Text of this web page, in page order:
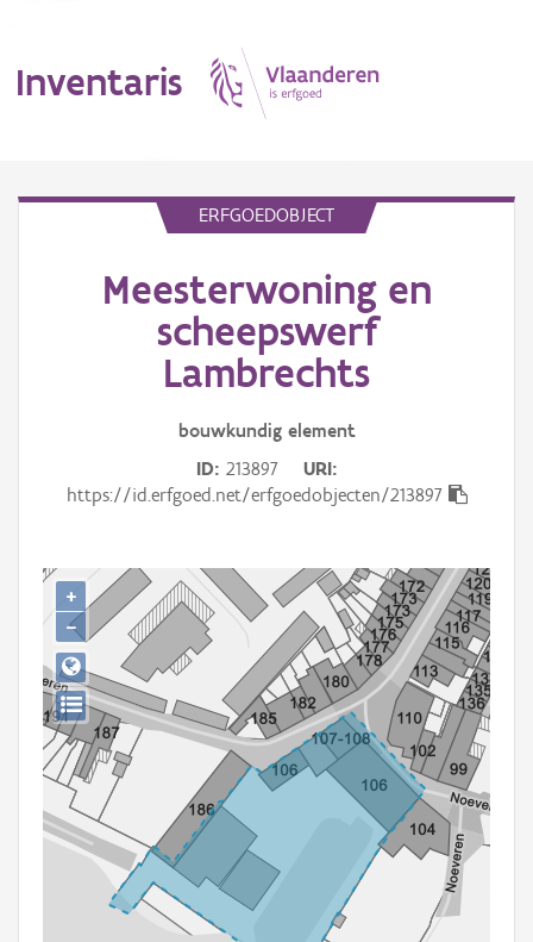
Inventaris
Erfgoedobject
Gebeurtenis
Downloads
Hergebruik
Aanmelden
ERFGOEDOBJECT
Meesterwoning en
scheepswerf
Lambrechts
bouwkundig element
ID 213897
URI
https://id.erfgoed.net/erfgoedobjecten/213897
+
−